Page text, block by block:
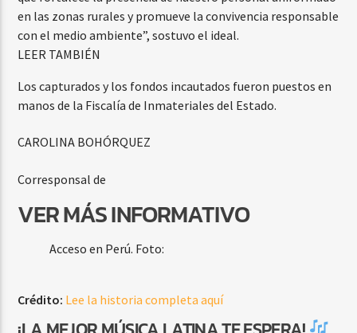
en las zonas rurales y promueve la convivencia responsable
con el medio ambiente”, sostuvo el ideal.
LEER TAMBIÉN
Los capturados y los fondos incautados fueron puestos en
manos de la Fiscalía de Inmateriales del Estado.
CAROLINA BOHÓRQUEZ
Corresponsal de
VER MÁS INFORMATIVO
Acceso en Perú. Foto:
Crédito: Lee la historia completa aquí